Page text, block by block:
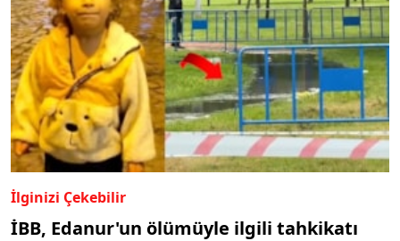
İlginizi Çekebilir
İBB, Edanur'un ölümüyle ilgili tahkikatı